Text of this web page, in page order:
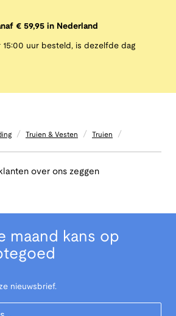
€ 59,95 in Nederland
uur besteld, is dezelfde dag
/ Truien & Vesten / Truien /
over ons zeggen
maand kans op
nieuwsbrief.